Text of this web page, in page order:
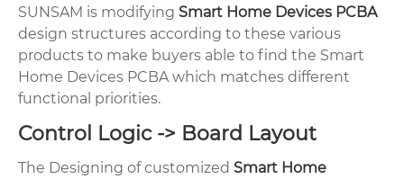
SUNSAM is modifying Smart Home Devices PCBA
design structures according to these various
products to make buyers able to find the Smart
Home Devices PCBA which matches different
functional priorities.
Control Logic -> Board Layout
The Designing of customized Smart Home